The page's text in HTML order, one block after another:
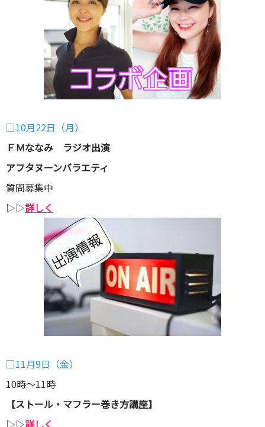
□10月22日（月）
ＦＭななみ ラジオ出演
アフタヌーンバラエティ
質問募集中
▷▷詳しく
□11月9日（金）
10時～11時
【ストール・マフラー巻き方講座】
▷▷詳しく